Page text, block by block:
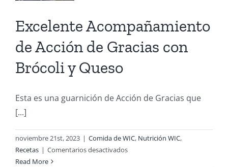
Excelente Acompañamiento
de Acción de Gracias con
Brócoli y Queso
Esta es una guarnición de Acción de Gracias que
[...]
noviembre 21st, 2023 | Comida de WIC, Nutrición WIC,
Recetas | Comentarios desactivadosen
Read More